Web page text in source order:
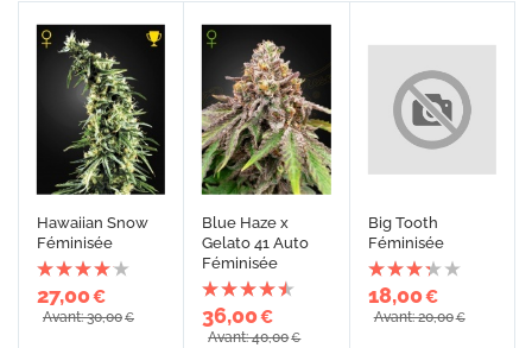
Hawaiian Snow
Féminisée
27,00€
Avant: 30,00€
Blue Haze x
Gelato 41 Auto
Féminisée
36,00€
Avant: 40,00€
Big Tooth
Féminisée
18,00€
Avant: 20,00€